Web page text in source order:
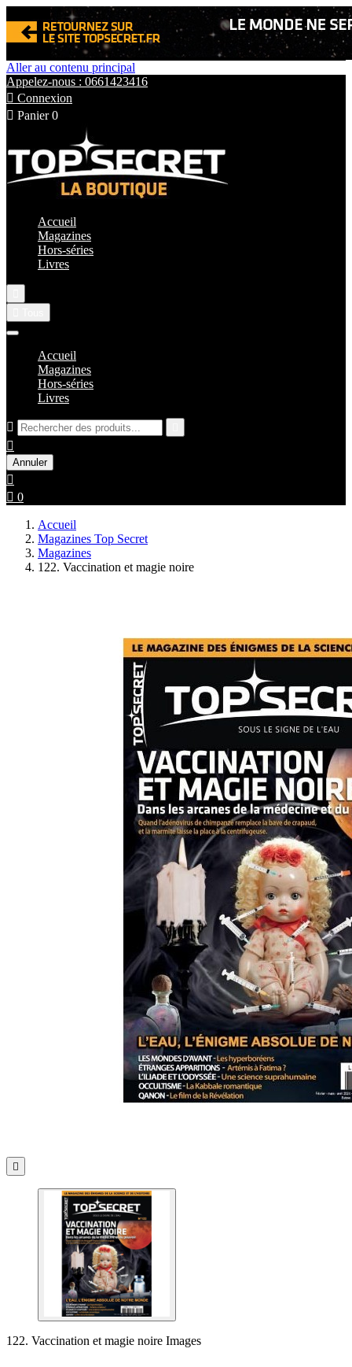
Aller au contenu principal
Appelez-nous : 0661423416
 Connexion
 Panier 0
Accueil
Magazines
Hors-séries
Livres
Accueil
Magazines
Hors-séries
Livres


Annuler

 0
Accueil
Magazines Top Secret
Magazines
122. Vaccination et magie noire

122. Vaccination et magie noire Images